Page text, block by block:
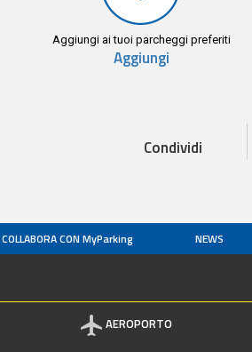
Aggiungi ai tuoi parcheggi preferiti
Aggiungi
Condividi
COLLABORA CON MyParking NEWS
AEROPORTO